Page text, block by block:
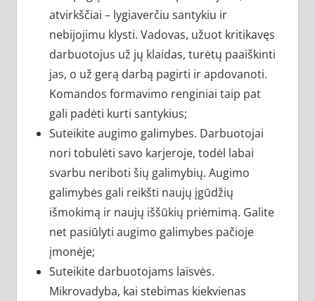
atvirkščiai – lygiaverčiu santykiu ir
nebijojimu klysti. Vadovas, užuot kritikavęs
darbuotojus už jų klaidas, turėtų paaiškinti
jas, o už gerą darbą pagirti ir apdovanoti.
Komandos formavimo renginiai taip pat
gali padėti kurti santykius;
Suteikite augimo galimybes. Darbuotojai
nori tobulėti savo karjeroje, todėl labai
svarbu neriboti šių galimybių. Augimo
galimybės gali reikšti naujų įgūdžių
išmokimą ir naujų iššūkių priėmimą. Galite
net pasiūlyti augimo galimybes pačioje
įmonėje;
Suteikite darbuotojams laisvės.
Mikrovadyba, kai stebimas kiekvienas